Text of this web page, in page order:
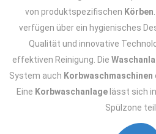
von produktspezifischen Körben
verfügen über ein hygienisches
Qualität und innovative
effektiven Reinigung. Die
System auch Korbwaschmaschinen
Eine Korbwaschanlagelässt sich in
Spülzone